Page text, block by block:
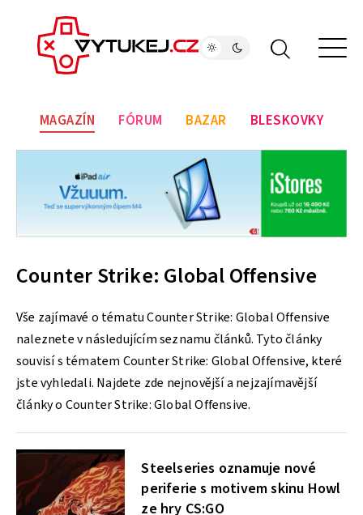
MAGAZÍN FÓRUM BAZAR BLESKOVKY
Counter Strike: Global Offensive
Vše zajímavé o tématu Counter Strike: Global Offensive
naleznete v následujícím seznamu článků. Tyto články
souvisí s tématem Counter Strike: Global Offensive, které
jste vyhledali. Najdete zde nejnovější a nejzajímavější
články o Counter Strike: Global Offensive.
Steelseries oznamuje nové
periferie s motivem skinu Howl
ze hry CS:GO